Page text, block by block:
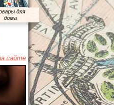
для
дома
сайте